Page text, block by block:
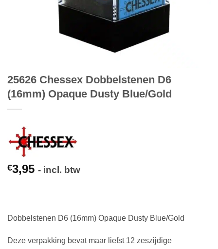
25626 Chessex Dobbelstenen D6
(16mm) Opaque Dusty Blue/Gold
€3,95 - incl. btw
Dobbelstenen D6 (16mm) Opaque Dusty Blue/Gold
Deze verpakking bevat maar liefst 12 zeszijdige